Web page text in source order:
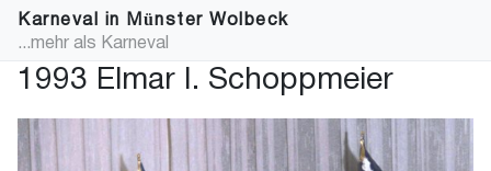
Karneval in Münster Wolbeck
...mehr als Karneval
1993 Elmar I. Schoppmeier